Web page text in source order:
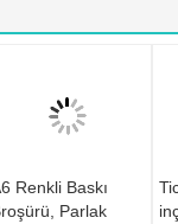
Renkli Baskı
Parlak